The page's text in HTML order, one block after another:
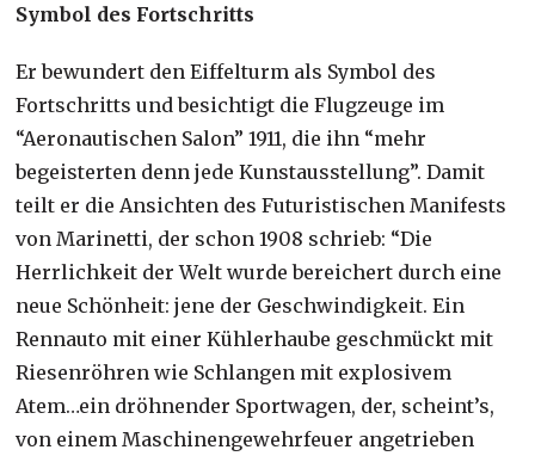
Symbol des Fortschritts
Er bewundert den Eiffelturm als Symbol des
Fortschritts und besichtigt die Flugzeuge im
“Aeronautischen Salon” 1911, die ihn “mehr
begeisterten denn jede Kunstausstellung”. Damit
teilt er die Ansichten des Futuristischen Manifests
von Marinetti, der schon 1908 schrieb: “Die
Herrlichkeit der Welt wurde bereichert durch eine
neue Schönheit: jene der Geschwindigkeit. Ein
Rennauto mit einer Kühlerhaube geschmückt mit
Riesenröhren wie Schlangen mit explosivem
Atem…ein dröhnender Sportwagen, der, scheint’s,
von einem Maschinengewehrfeuer angetrieben